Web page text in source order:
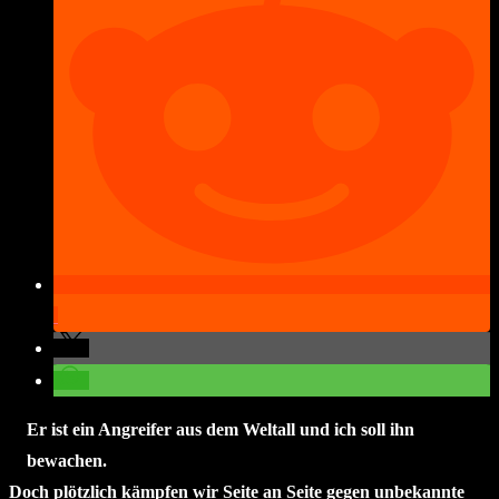
Er ist ein Angreifer aus dem Weltall und ich soll ihn
bewachen.
Doch plötzlich kämpfen wir Seite an Seite gegen unbekannte